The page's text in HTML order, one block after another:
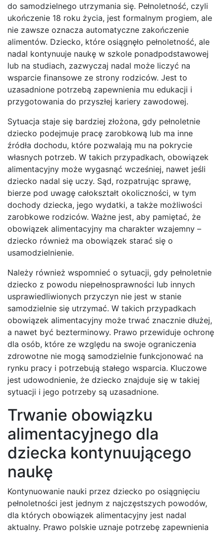
do samodzielnego utrzymania się. Pełnoletność, czyli
ukończenie 18 roku życia, jest formalnym progiem, ale
nie zawsze oznacza automatyczne zakończenie
alimentów. Dziecko, które osiągnęło pełnoletność, ale
nadal kontynuuje naukę w szkole ponadpodstawowej
lub na studiach, zazwyczaj nadal może liczyć na
wsparcie finansowe ze strony rodziców. Jest to
uzasadnione potrzebą zapewnienia mu edukacji i
przygotowania do przyszłej kariery zawodowej.
Sytuacja staje się bardziej złożona, gdy pełnoletnie
dziecko podejmuje pracę zarobkową lub ma inne
źródła dochodu, które pozwalają mu na pokrycie
własnych potrzeb. W takich przypadkach, obowiązek
alimentacyjny może wygasnąć wcześniej, nawet jeśli
dziecko nadal się uczy. Sąd, rozpatrując sprawę,
bierze pod uwagę całokształt okoliczności, w tym
dochody dziecka, jego wydatki, a także możliwości
zarobkowe rodziców. Ważne jest, aby pamiętać, że
obowiązek alimentacyjny ma charakter wzajemny –
dziecko również ma obowiązek starać się o
usamodzielnienie.
Należy również wspomnieć o sytuacji, gdy pełnoletnie
dziecko z powodu niepełnosprawności lub innych
usprawiedliwionych przyczyn nie jest w stanie
samodzielnie się utrzymać. W takich przypadkach
obowiązek alimentacyjny może trwać znacznie dłużej,
a nawet być bezterminowy. Prawo przewiduje ochronę
dla osób, które ze względu na swoje ograniczenia
zdrowotne nie mogą samodzielnie funkcjonować na
rynku pracy i potrzebują stałego wsparcia. Kluczowe
jest udowodnienie, że dziecko znajduje się w takiej
sytuacji i jego potrzeby są uzasadnione.
Trwanie obowiązku
alimentacyjnego dla
dziecka kontynuującego
naukę
Kontynuowanie nauki przez dziecko po osiągnięciu
pełnoletności jest jednym z najczęstszych powodów,
dla których obowiązek alimentacyjny jest nadal
aktualny. Prawo polskie uznaje potrzebę zapewnienia